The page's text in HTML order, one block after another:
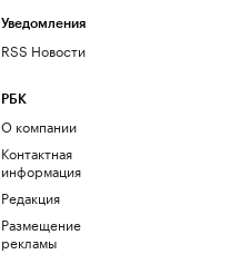
Уведомления
RSS Новости
РБК
О компании
Контактная
информация
Редакция
Размещение
рекламы